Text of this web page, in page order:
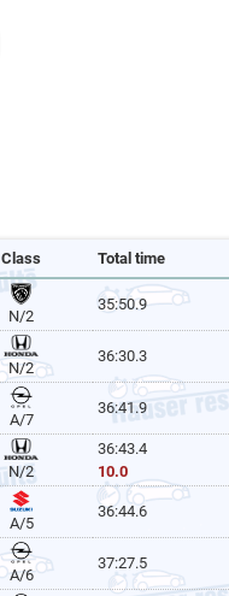
Class Total time
N/2
35:50.9
N/2
36:30.3
A/7
36:41.9
N/2
36:43.4
10.0
A/5
36:44.6
A/6
37:27.5